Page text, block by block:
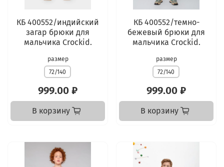
КБ 400552/индийский
загар брюки для
мальчика Crockid.
размер
72/140
999.00 ₽
В корзину
КБ 400552/темно-
бежевый брюки для
мальчика Crockid.
размер
72/140
999.00 ₽
В корзину